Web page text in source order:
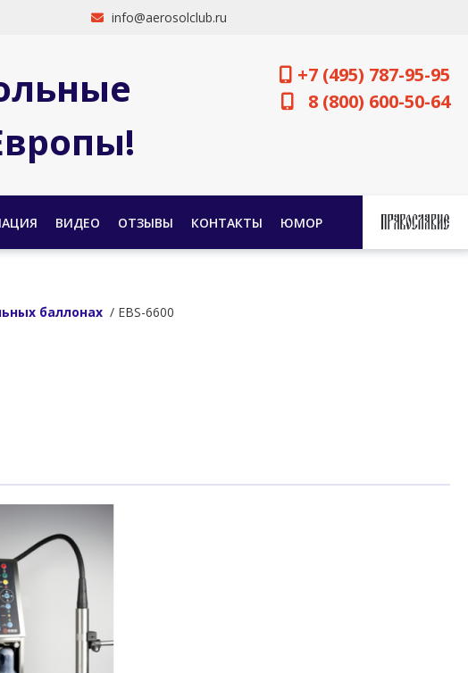
info@aerosolclub.ru
+7 (495) 787-95-95
8 (800) 600-50-64
ВИДЕО ОТЗЫВЫ КОНТАКТЫ ЮМОР
баллонах / EBS-6600